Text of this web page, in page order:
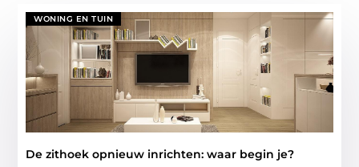
WONING EN TUIN
De zithoek opnieuw inrichten: waar begin je?